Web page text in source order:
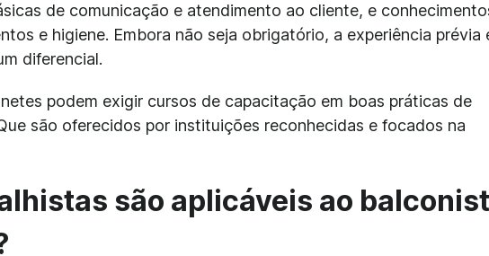
de comunicação e atendimento ao cliente, e
e higiene. Embora não seja obrigatório, a experiência prévia
diferencial.
podem exigir cursos de capacitação em boas práticas de
são oferecidos por instituições reconhecidas e focados na
são aplicáveis ao